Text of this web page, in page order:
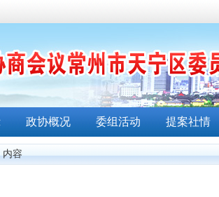
政协概况 委组活动 提案社情
容